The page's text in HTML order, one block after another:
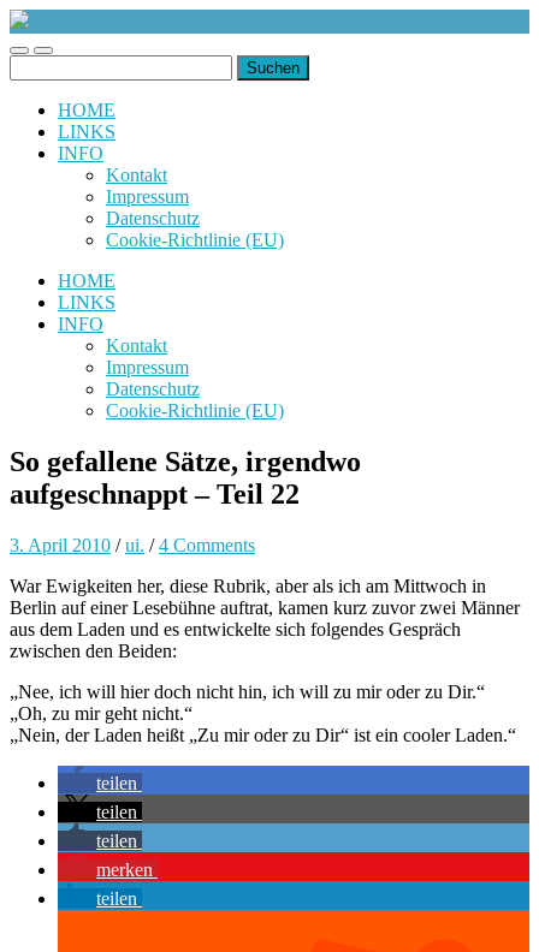
uiuiuiuiuiuiui.de
Toggle
mobile
Toggle
search
nach:
HOME
LINKS
INFO
Kontakt
Impressum
Datenschutz
Cookie-Richtlinie (EU)
HOME
LINKS
INFO
Kontakt
Impressum
Datenschutz
Cookie-Richtlinie (EU)
So gefallene Sätze, irgendwo
aufgeschnappt – Teil 22
3. April 2010 /ui. /4 Comments
War Ewigkeiten her, diese Rubrik, aber als ich am Mittwoch in
Berlin auf einer Lesebühne auftrat, kamen kurz zuvor zwei Männer
aus dem Laden und es entwickelte sich folgendes Gespräch
zwischen den Beiden:
„Nee, ich will hier doch nicht hin, ich will zu mir oder zu Dir.“
„Oh, zu mir geht nicht.“
„Nein, der Laden heißt „Zu mir oder zu Dir“ ist ein cooler Laden.“
teilen
teilen
teilen
merken
teilen